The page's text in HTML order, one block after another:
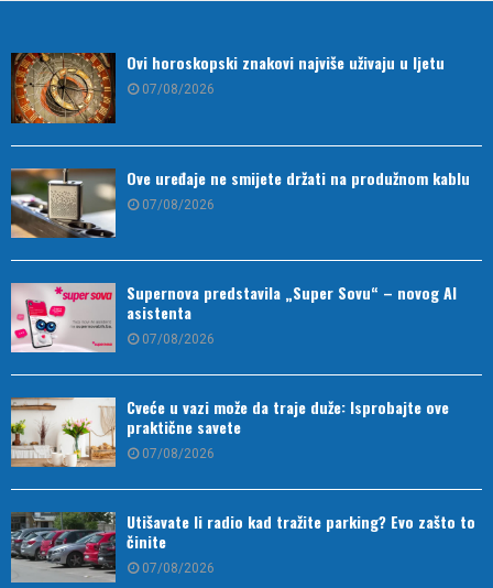
Ovi horoskopski znakovi najviše uživaju u ljetu
07/08/2026
Ove uređaje ne smijete držati na produžnom kablu
07/08/2026
Supernova predstavila „Super Sovu“ – novog AI
asistenta
07/08/2026
Cveće u vazi može da traje duže: Isprobajte ove
praktične savete
07/08/2026
Utišavate li radio kad tražite parking? Evo zašto to
činite
07/08/2026